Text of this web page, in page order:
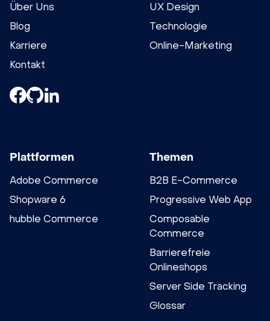
Über Uns
Blog
Karriere
Kontakt
UX Design
Technologie
Online-Marketing
Plattformen
Adobe Commerce
Shopware 6
hubble Commerce
Themen
B2B E-Commerce
Progressive Web App
Composable
Commerce
Barrierefreie
Onlineshops
Server Side Tracking
Glossar